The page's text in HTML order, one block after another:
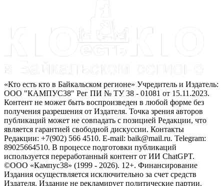
«Кто есть кто в Байкальском регионе» Учредитель и Издатель:
ООО "КАМПУС38" Рег ПИ № ТУ 38 - 01081 от 15.11.2023.
Контент не может быть воспроизведен в любой форме без
получения разрешения от Издателя. Точка зрения авторов
публикаций может не совпадать с позицией Редакции, что
является гарантией свободной дискуссии. Контакты
Редакции: +7(902) 566 4510. E-mail: baik@mail.ru. Telegram:
89025664510. В процессе подготовки публикаций
используется переработанный контент от ИИ ChatGPT.
©ООО «Кампус38» (1999 - 2026). 12+. Финансирование
Издания осуществляется исключительно за счет средств
Издателя. Издание не рекламирует политические партии.